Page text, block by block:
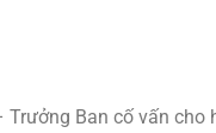
Ban cố vấn